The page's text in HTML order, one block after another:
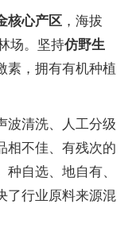
核心产区 ，海拔
场。坚持仿野生
素，拥有有机种植
波清洗、人工分级
相不佳、有残次的
自选、地自有、
了行业原料来源混